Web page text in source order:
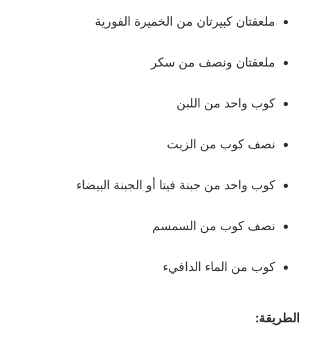
ملعقتان كبيرتان من الخميرة الفورية
ملعقتان ونصف من سكر
كوب واحد من اللبن
نصف كوب من الزيت
كوب واحد من جبنة فيتا أو الجبنة البيضاء
نصف كوب من السمسم
كوب من الماء الدافيء
الطريقة: